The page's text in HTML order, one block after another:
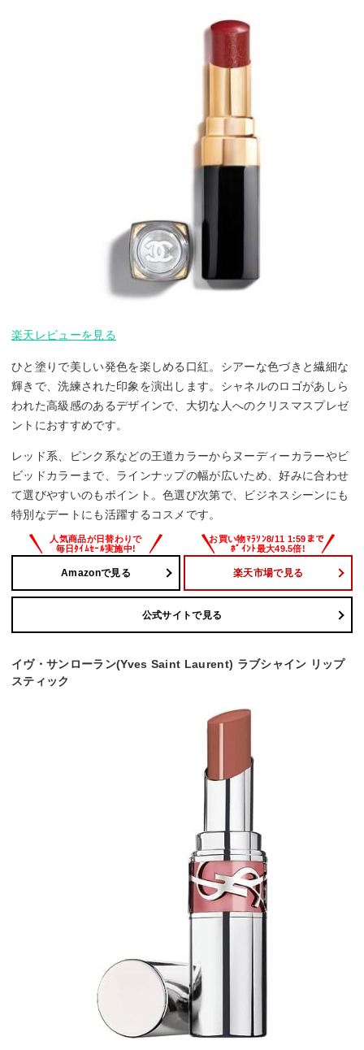
楽天レビューを見る
ひと塗りで美しい発色を楽しめる口紅。シアーな色づきと繊細な
輝きで、洗練された印象を演出します。シャネルのロゴがあしら
われた高級感のあるデザインで、大切な人へのクリスマスプレゼ
ントにおすすめです。
レッド系、ピンク系などの王道カラーからヌーディーカラーやビ
ビッドカラーまで、ラインナップの幅が広いため、好みに合わせ
て選びやすいのもポイント。色選び次第で、ビジネスシーンにも
特別なデートにも活躍するコスメです。
Amazonで見る 楽天市場で見る
公式サイトで見る
イヴ・サンローラン(Yves Saint Laurent) ラブシャイン リップ
スティック